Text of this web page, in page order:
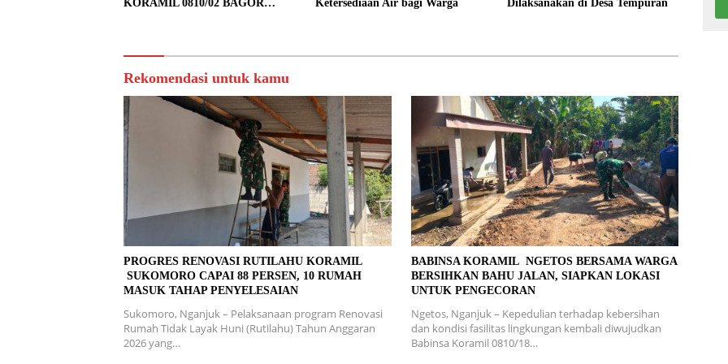
KORAMIL 0810/02 BAGOR
Ketersediaan Air bagi Warga
Dilaksanakan di Desa Tempuran
Rekomendasi untuk kamu
PROGRES RENOVASI RUTILAHU KORAMIL
SUKOMORO CAPAI 88 PERSEN, 10 RUMAH
MASUK TAHAP PENYELESAIAN
Sukomoro, Nganjuk – Pelaksanaan program Renovasi
Rumah Tidak Layak Huni (Rutilahu) Tahun Anggaran
2026 yang…
BABINSA KORAMIL NGETOS BERSAMA WARGA
BERSIHKAN BAHU JALAN, SIAPKAN LOKASI
UNTUK PENGECORAN
Ngetos, Nganjuk – Kepedulian terhadap kebersihan
dan kondisi fasilitas lingkungan kembali diwujudkan
Babinsa Koramil 0810/18…